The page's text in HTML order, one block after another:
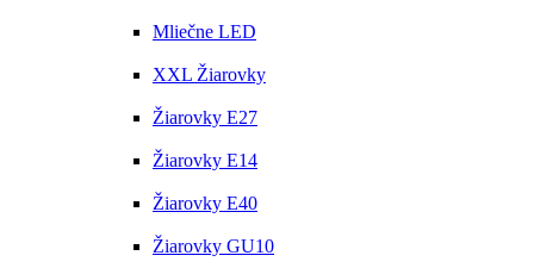
Mliečne LED
XXL Žiarovky
Žiarovky E27
Žiarovky E14
Žiarovky E40
Žiarovky GU10